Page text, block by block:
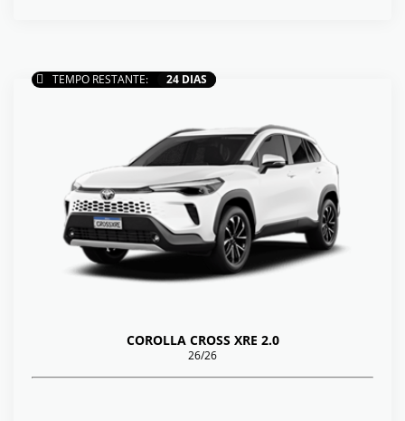
TEMPO RESTANTE: 24 DIAS
COROLLA CROSS XRE 2.0
26/26